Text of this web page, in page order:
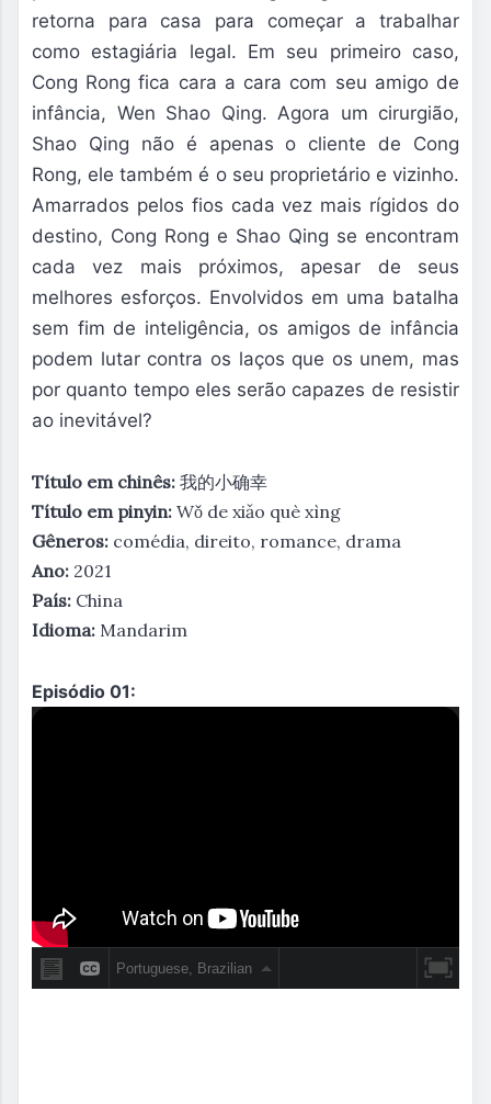
retorna para casa para começar a trabalhar
como estagiária legal. Em seu primeiro caso,
Cong Rong fica cara a cara com seu amigo de
infância, Wen Shao Qing. Agora um cirurgião,
Shao Qing não é apenas o cliente de Cong
Rong, ele também é o seu proprietário e vizinho.
Amarrados pelos fios cada vez mais rígidos do
destino, Cong Rong e Shao Qing se encontram
cada vez mais próximos, apesar de seus
melhores esforços. Envolvidos em uma batalha
sem fim de inteligência, os amigos de infância
podem lutar contra os laços que os unem, mas
por quanto tempo eles serão capazes de resistir
ao inevitável?
Título em chinês: 我的小确幸
Título em pinyin: Wǒ de xiǎo què xìng
Gêneros: comédia, direito, romance, drama
Ano: 2021
País: China
Idioma: Mandarim
Episódio 01: